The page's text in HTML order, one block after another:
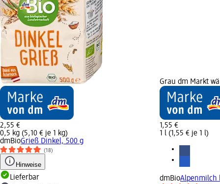
2,55 €
0,5 kg (5,10 € je 1 kg)
dmBioGrieß Dinkel, 500 g
(18)
Hinweise
Lieferbar
Grau dm Markt
1,55 €
1 l (1,55 € je 1 l)
dmBioAlpenmilch